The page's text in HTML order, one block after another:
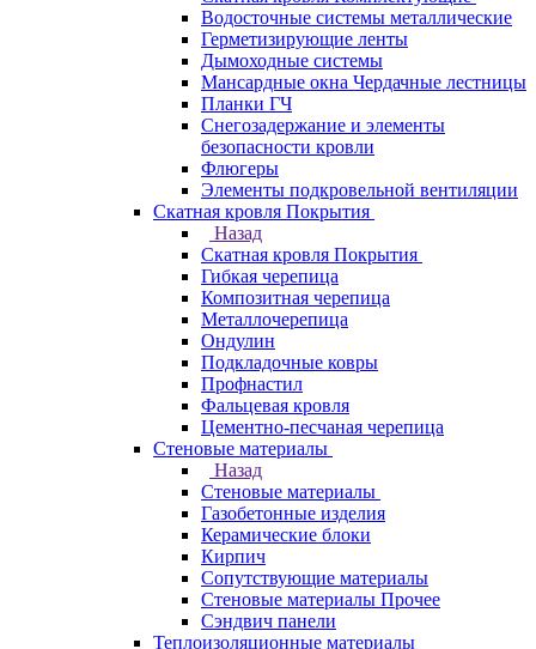
Водосточные системы металлические
Герметизирующие ленты
Дымоходные системы
Мансардные окна Чердачные лестницы
Планки ГЧ
Снегозадержание и элементы
безопасности кровли
Флюгеры
Элементы подкровельной вентиляции
Скатная кровля Покрытия
Назад
Скатная кровля Покрытия
Гибкая черепица
Композитная черепица
Металлочерепица
Ондулин
Подкладочные ковры
Профнастил
Фальцевая кровля
Цементно-песчаная черепица
Стеновые материалы
Назад
Стеновые материалы
Газобетонные изделия
Керамические блоки
Кирпич
Сопутствующие материалы
Стеновые материалы Прочее
Сэндвич панели
Теплоизоляционные материалы